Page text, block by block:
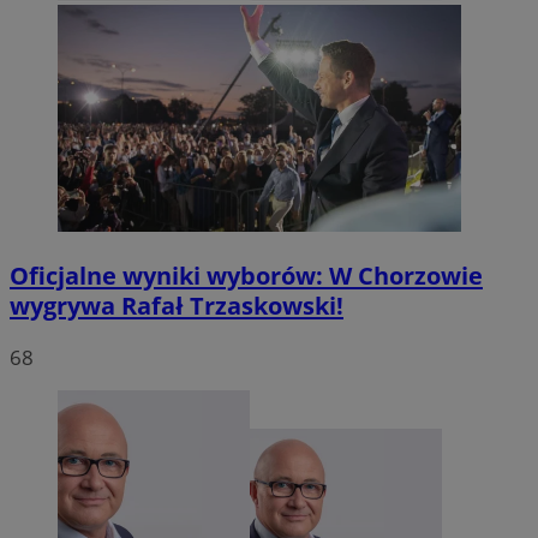
Oficjalne wyniki wyborów: W Chorzowie
wygrywa Rafał Trzaskowski!
68
mojchorzow.pl
SessID mojchorzow.pl
CookieScriptConsent
CookieScript
Google Privacy Policy